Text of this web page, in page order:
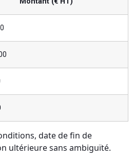
date de fin de
ultérieure sans ambiguïté.